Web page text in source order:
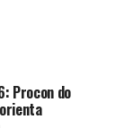
Procon do